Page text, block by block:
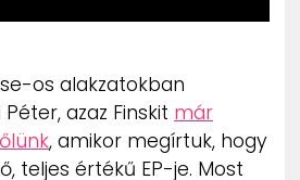
os alakzatokban
azaz Finskit már
, amikor megírtuk, hogy
teljes értékű EP-je. Most